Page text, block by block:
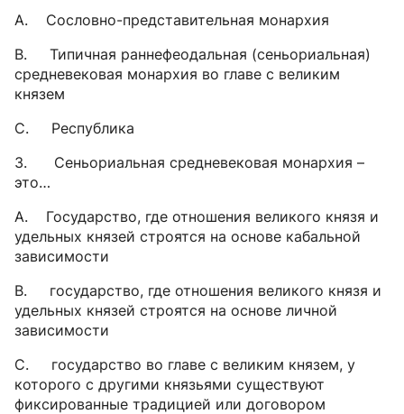
A. Сословно-представительная монархия
B. Типичная раннефеодальная (сеньориальная)
средневековая монархия во главе с великим
князем
C. Республика
3. Сеньориальная средневековая монархия –
это…
A. Государство, где отношения великого князя и
удельных князей строятся на основе кабальной
зависимости
B. государство, где отношения великого князя и
удельных князей строятся на основе личной
зависимости
C. государство во главе с великим князем, у
которого с другими князьями существуют
фиксированные традицией или договором